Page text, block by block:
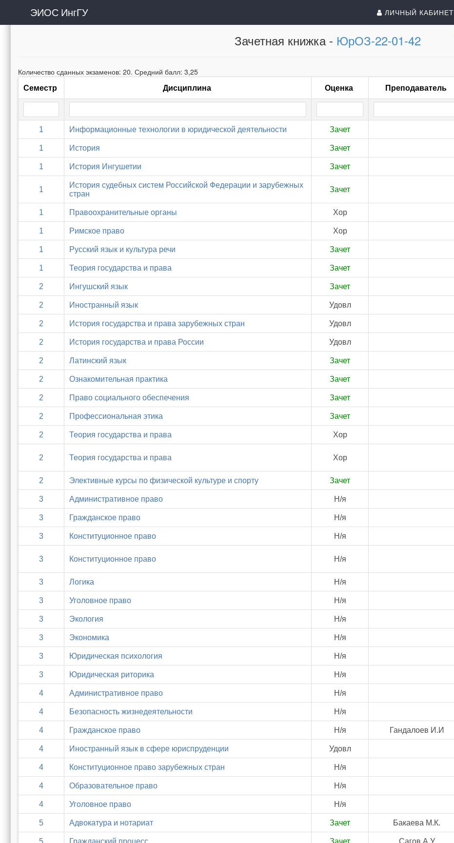
ЭИОС ИнгГУ ЛИЧНЫЙ КАБИНЕТ
Зачетная книжка - ЮрОЗ-22-01-42
Количество сданных экзаменов: 20. Средний балл: 3,25
Семестр Дисциплина Оценка Преподаватель
1 Информационные технологии в юридической деятельности Зачет
1 История Зачет
1 История Ингушетии Зачет
1
История судебных систем Российской Федерации и зарубежных
стран
Зачет
1 Правоохранительные органы Хор
1 Римское право Хор
1 Русский язык и культура речи Зачет
1 Теория государства и права Зачет
2 Ингушский язык Зачет
2 Иностранный язык Удовл
2 История государства и права зарубежных стран Удовл
2 История государства и права России Удовл
2 Латинский язык Зачет
2 Ознакомительная практика Зачет
2 Право социального обеспечения Зачет
2 Профессиональная этика Зачет
2 Теория государства и права Хор
2 Теория государства и права Хор
2 Элективные курсы по физической культуре и спорту Зачет
3 Административное право Н/я
3 Гражданское право Н/я
3 Конституционное право Н/я
3 Конституционное право Н/я
3 Логика Н/я
3 Уголовное право Н/я
3 Экология Н/я
3 Экономика Н/я
3 Юридическая психология Н/я
3 Юридическая риторика Н/я
4 Административное право Н/я
4 Безопасность жизнедеятельности Н/я
4 Гражданское право Н/я Гандалоев И.И
4 Иностранный язык в сфере юриспруденции Удовл
4 Конституционное право зарубежных стран Н/я
4 Образовательное право Н/я
4 Уголовное право Н/я
5 Адвокатура и нотариат Зачет Бакаева М.К.
5 Гражданский процесс Зачет Сагов А.У